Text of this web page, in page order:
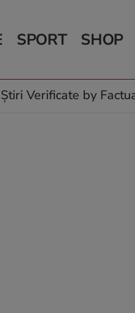
SPORT SHOP
Știri Verificate by